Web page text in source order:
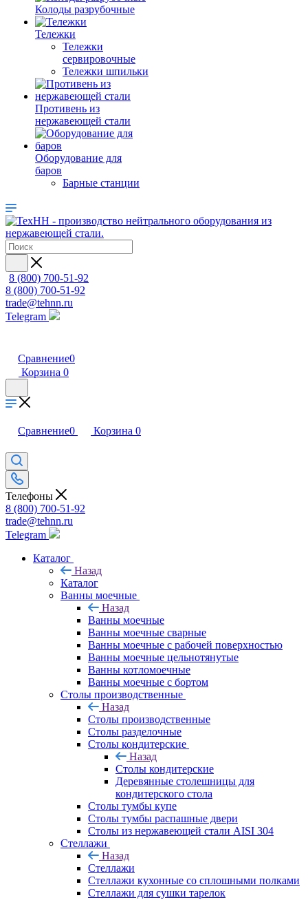
Колоды разрубочные
Тележки
Тележки
сервировочные
Тележки шпильки
Противень из
нержавеющей стали
Оборудование для
баров
Барные станции
8 (800) 700-51-92
8 (800) 700-51-92
trade@tehnn.ru
Telegram
Сравнение0
Корзина 0
Сравнение0 Корзина 0
Телефоны
8 (800) 700-51-92
trade@tehnn.ru
Telegram
Каталог
Назад
Каталог
Ванны моечные
Назад
Ванны моечные
Ванны моечные сварные
Ванны моечные с рабочей поверхностью
Ванны моечные цельнотянутые
Ванны котломоечные
Ванны моечные с бортом
Столы производственные
Назад
Столы производственные
Столы разделочные
Столы кондитерские
Назад
Столы кондитерские
Деревянные столешницы для
кондитерского стола
Столы тумбы купе
Столы тумбы распашные двери
Столы из нержавеющей стали AISI 304
Стеллажи
Назад
Стеллажи
Стеллажи кухонные со сплошными полками
Стеллажи для сушки тарелок